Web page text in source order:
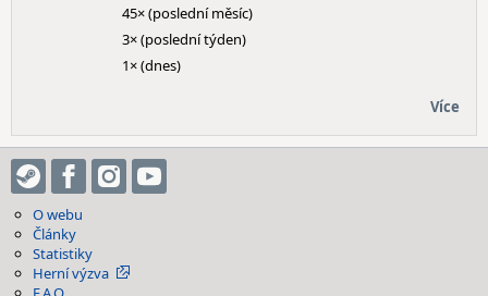
45× (poslední měsíc)
3× (poslední týden)
1× (dnes)
Více
O webu
Články
Statistiky
Herní výzva